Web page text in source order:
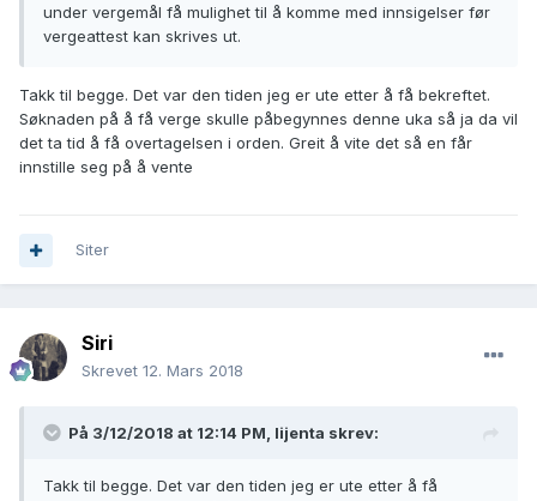
under vergemål få mulighet til å komme med innsigelser før
vergeattest kan skrives ut.
Takk til begge. Det var den tiden jeg er ute etter å få bekreftet.
Søknaden på å få verge skulle påbegynnes denne uka så ja da vil
det ta tid å få overtagelsen i orden. Greit å vite det så en får
innstille seg på å vente
Siter
Siri
Skrevet 12. Mars 2018
På 3/12/2018 at 12:14 PM, lijenta skrev:
Takk til begge. Det var den tiden jeg er ute etter å få